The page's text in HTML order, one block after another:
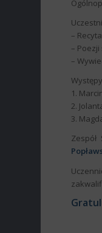
–
–
–
1.
2.
3.